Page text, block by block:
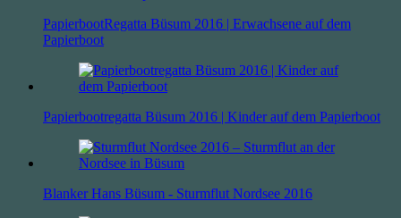
PapierbootRegatta Büsum 2016 | Erwachsene auf dem
Papierboot
Papierbootregatta Büsum 2016 | Kinder auf dem Papierboot
Blanker Hans Büsum - Sturmflut Nordsee 2016